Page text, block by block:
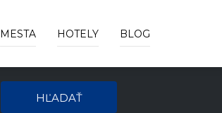
MESTA HOTELY BLOG
HĽADAŤ